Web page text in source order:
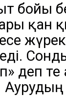
бойы
қан
деп
Аурудың